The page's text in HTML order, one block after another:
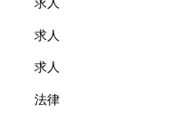
求人
求人
法律